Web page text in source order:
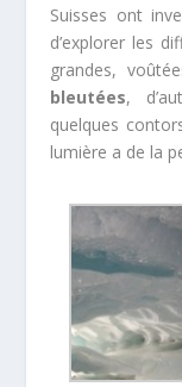
Suisses ont
d’explorer les
grandes,
bleutées,
quelques
lumière a de la